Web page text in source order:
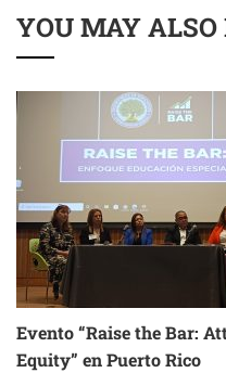
YOU MAY ALSO
Evento “Raise the Bar:
Equity” en Puerto Rico